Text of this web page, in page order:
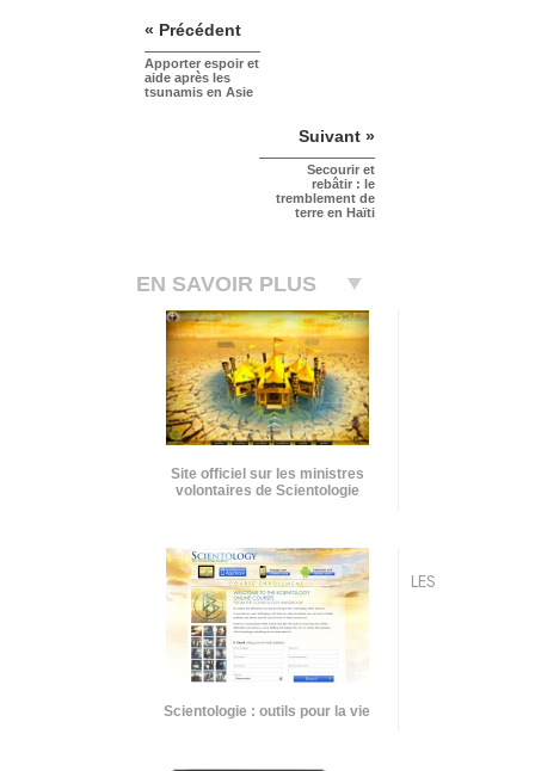
« Précédent
Apporter espoir et
aide après les
tsunamis en Asie
Suivant »
Secourir et
rebâtir : le
tremblement de
terre en Haïti
EN SAVOIR PLUS
Site officiel sur les ministres
volontaires de Scientologie
Scientologie : outils pour la vie
LES